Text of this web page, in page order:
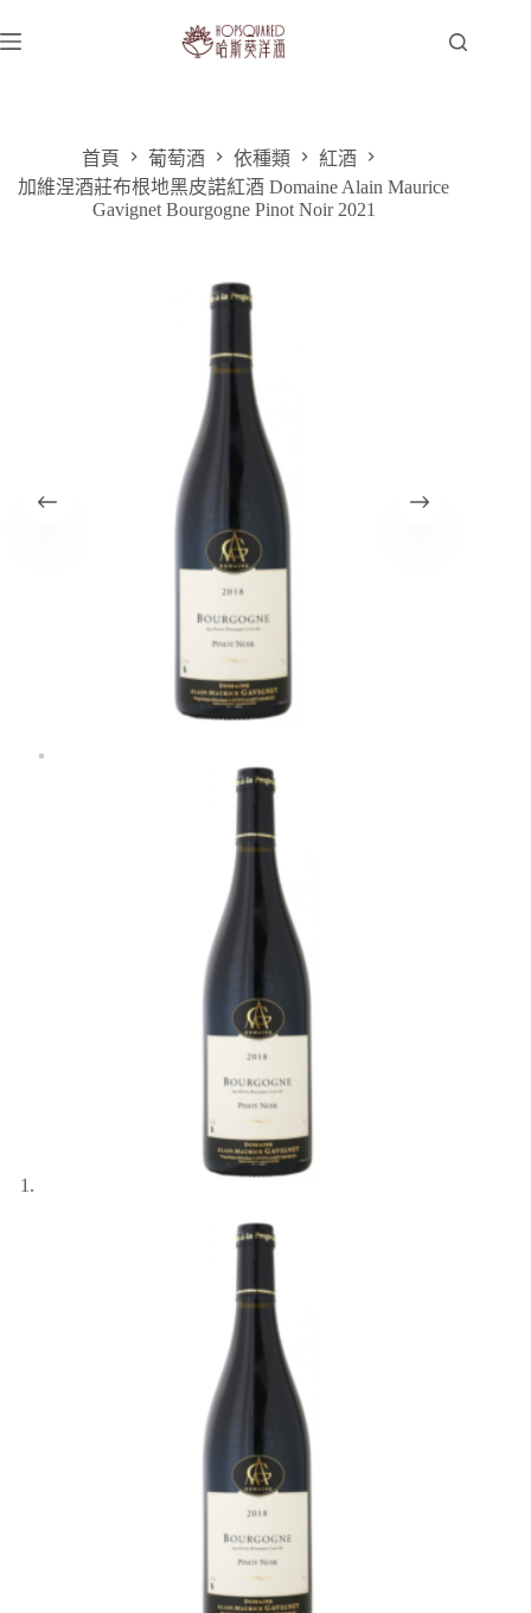
至
首頁 葡萄酒 依種類
紅酒
加維涅酒莊布根地黑皮諾紅酒 Domaine Alain Maurice
Gavignet Bourgogne Pinot Noir 2021